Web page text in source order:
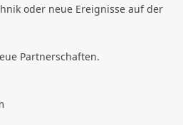
oder neue Ereignisse auf der
Partnerschaften.